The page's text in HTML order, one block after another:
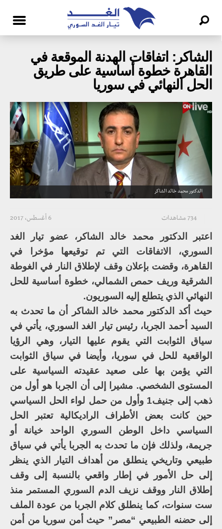
الشاكر: اتفاقات الهدنة الموقعة في
القاهرة خطوة أساسية على طريق
الحل النهائي في سوريا
الدكتور محمد خالد الشاكر
6 أغسطس، 2017 734 مشاهدات
اعتبر الدكتور محمد خالد الشاكر، عضو تيار الغد
السوري، الاتفاقات التي تم توقيعها مؤخرا في
القاهرة، وقضت بإعلان وقف لإطلاق النار في الغوطة
الشرقية وريف حمص الشمالي، خطوة أساسية للحل
النهائي الذي يتطلع إليه السوريون.
حيث أكد الدكتور محمد خالد الشاكر أن ما تحدث به
السيد أحمد الجربا، رئيس تيار الغد السوري، يأتي في
سياق الثوابت التي يقوم عليها التيار، وهي الرؤيا
الواقعية للحل في سوريا، وأيضا في سياق الثوابت
التي يؤمن بها على صعيد عقيدته السياسية على
المستوى الشخصي. مشيرا إلى أن الجربا هو أول من
ذهب إلى جنيف1 وأول من حمل لواء الحل السياسي
حين كانت بعض الأطراف الراديكالية تعتبر الحل
السياسي داخل الوطن السوري الواحد خيانة أو
جريمة، ولذلك فإن ما تحدث به الجربا يأتي في سياق
طبيعي وتاريخي ينطلق من أهداف التيار الذي ينظر
إلى حل الأمور في إطار واقعي بالنسبة إلى وقف
إطلاق النار ووقف نزيف الدم السوري المستمر منذ
ست سنوات، كما ينطلق كلام الجربا من عودة الملف
إلى حضنه الطبيعي “مصر” حيث أمن سوريا من أمن